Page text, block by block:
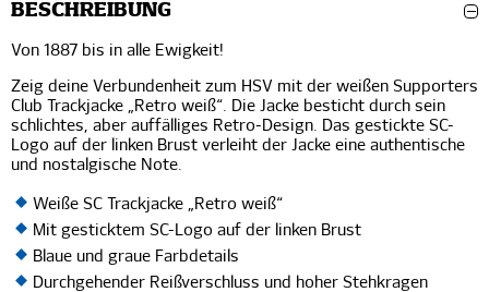
BESCHREIBUNG
Von 1887 bis in alle Ewigkeit!
Zeig deine Verbundenheit zum HSV mit der weißen Supporters
Club Trackjacke „Retro weiß“. Die Jacke besticht durch sein
schlichtes, aber auffälliges Retro-Design. Das gestickte SC-
Logo auf der linken Brust verleiht der Jacke eine authentische
und nostalgische Note.
Weiße SC Trackjacke „Retro weiß“
Mit gesticktem SC-Logo auf der linken Brust
Blaue und graue Farbdetails
Durchgehender Reißverschluss und hoher Stehkragen